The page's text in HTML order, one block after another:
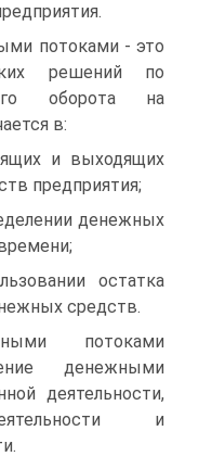
потоками - это
решений по
оборота на
в:
и выходящих
предприятия;
денежных
остатка
средств.
потоками
денежными
деятельности,
и